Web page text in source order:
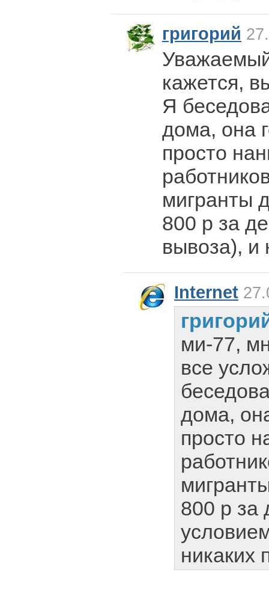
григорий
кажется,
Я
дома, она
просто
мигранты
800 р за
вывоза), и
Internet
ми-77,
все
дома,
просто
800 р за
никаких